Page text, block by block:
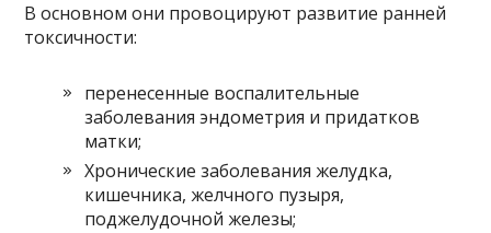
В основном они провоцируют развитие ранней
токсичности:
перенесенные воспалительные
заболевания эндометрия и придатков
матки;
Хронические заболевания желудка,
кишечника, желчного пузыря,
поджелудочной железы;